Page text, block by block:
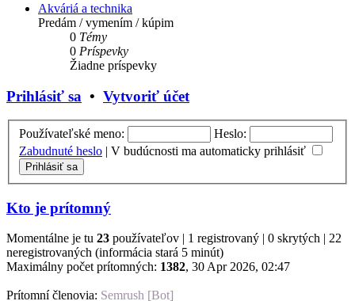
Akváriá a technika
Predám / vymením / kúpim
0 Témy
0 Príspevky
Žiadne príspevky
Prihlásiť sa • Vytvoriť účet
Používateľské meno:
Heslo:
Zabudnuté heslo | V budúcnosti ma automaticky prihlásiť
Kto je prítomný
Momentálne je tu 23 používateľov | 1 registrovaný | 0 skrytých | 22
neregistrovaných (informácia stará 5 minút)
Maximálny počet prítomných: 1382, 30 Apr 2026, 02:47
Prítomní členovia: Semrush [Bot]